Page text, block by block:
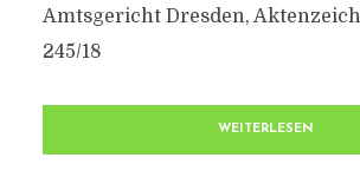
Amtsgericht Dresden,
245/18
WEITERLESEN